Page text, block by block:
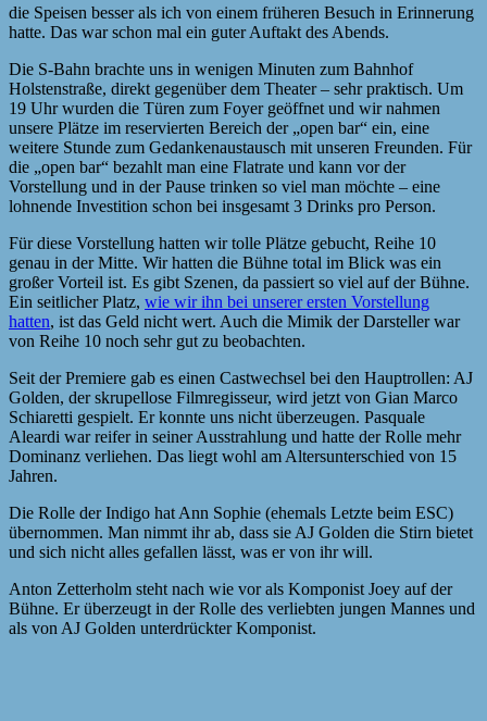
die Speisen besser als ich von einem früheren Besuch in Erinnerung
hatte. Das war schon mal ein guter Auftakt des Abends.
Die S-Bahn brachte uns in wenigen Minuten zum Bahnhof
Holstenstraße, direkt gegenüber dem Theater – sehr praktisch. Um
19 Uhr wurden die Türen zum Foyer geöffnet und wir nahmen
unsere Plätze im reservierten Bereich der „open bar“ ein, eine
weitere Stunde zum Gedankenaustausch mit unseren Freunden. Für
die „open bar“ bezahlt man eine Flatrate und kann vor der
Vorstellung und in der Pause trinken so viel man möchte – eine
lohnende Investition schon bei insgesamt 3 Drinks pro Person.
Für diese Vorstellung hatten wir tolle Plätze gebucht, Reihe 10
genau in der Mitte. Wir hatten die Bühne total im Blick was ein
großer Vorteil ist. Es gibt Szenen, da passiert so viel auf der Bühne.
Ein seitlicher Platz, wie wir ihn bei unserer ersten Vorstellung
hatten, ist das Geld nicht wert. Auch die Mimik der Darsteller war
von Reihe 10 noch sehr gut zu beobachten.
Seit der Premiere gab es einen Castwechsel bei den Hauptrollen: AJ
Golden, der skrupellose Filmregisseur, wird jetzt von Gian Marco
Schiaretti gespielt. Er konnte uns nicht überzeugen. Pasquale
Aleardi war reifer in seiner Ausstrahlung und hatte der Rolle mehr
Dominanz verliehen. Das liegt wohl am Altersunterschied von 15
Jahren.
Die Rolle der Indigo hat Ann Sophie (ehemals Letzte beim ESC)
übernommen. Man nimmt ihr ab, dass sie AJ Golden die Stirn bietet
und sich nicht alles gefallen lässt, was er von ihr will.
Anton Zetterholm steht nach wie vor als Komponist Joey auf der
Bühne. Er überzeugt in der Rolle des verliebten jungen Mannes und
als von AJ Golden unterdrückter Komponist.